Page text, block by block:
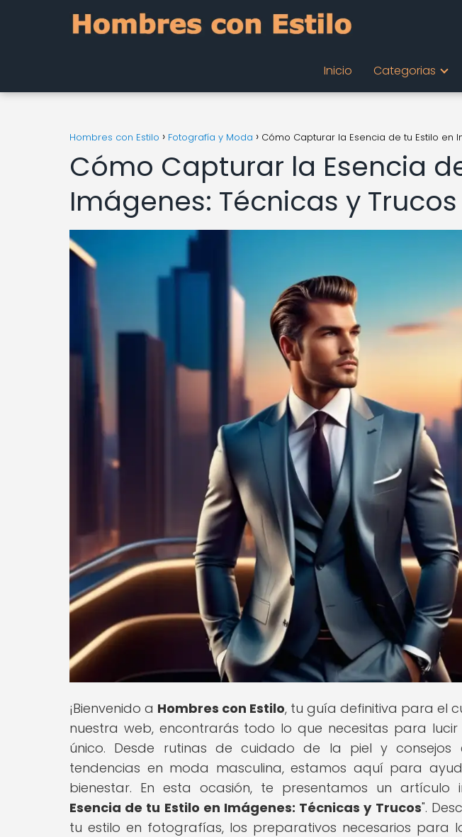
Inicio Categorias
Hombres con Estilo Fotografía y Moda Cómo Capturar la Esencia de tu Estilo en
Cómo Capturar la Esencia
Imágenes: Técnicas y Trucos
¡Bienvenido a Hombres con Estilo, tu guía definitiva para el
nuestra web, encontrarás todo lo que necesitas para
único. Desde rutinas de cuidado de la piel y
tendencias en moda masculina, estamos aquí para
bienestar. En esta ocasión, te presentamos un artículo
Esencia de tu Estilo en Imágenes: Técnicas y Trucos".
tu estilo en fotografías, los preparativos necesarios para